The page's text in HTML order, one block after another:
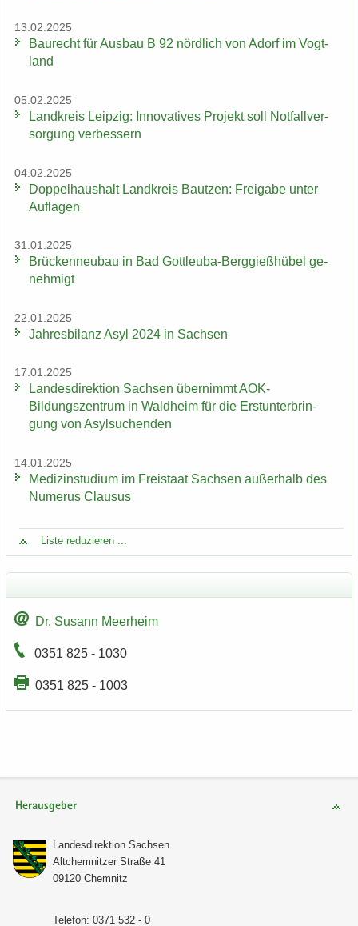
13.02.2025
Bau­recht für Aus­bau B 92 nörd­lich von Adorf im Vogt­
land
05.02.2025
Land­kreis Leip­zig: In­no­va­ti­ves Pro­jekt soll Not­fall­ver­
sor­gung ver­bes­sern
04.02.2025
Dop­pel­haus­halt Land­kreis Baut­zen: Frei­ga­be unter
Auf­la­gen
31.01.2025
Brü­cken­neu­bau in Bad Gottleuba-​Berggießhübel ge­
neh­migt
22.01.2025
Jah­res­bi­lanz Asyl 2024 in Sach­sen
17.01.2025
Lan­des­di­rek­ti­on Sach­sen über­nimmt AOK-​
Bildungszentrum in Wald­heim für die Erst­un­ter­brin­
gung von Asyl­su­chen­den
14.01.2025
Me­di­zin­stu­di­um im Frei­staat Sach­sen au­ßer­halb des
Nu­me­rus Clau­sus
Liste re­du­zie­ren ...
Dr. Su­sann Meer­heim
0351 825 - 1030
0351 825 - 1003
Herausgeber
Lan­des­di­rek­ti­on Sach­sen
Alt­chem­nit­zer Stra­ße 41
09120 Chem­nitz
Te­le­fon: 0371 532 - 0